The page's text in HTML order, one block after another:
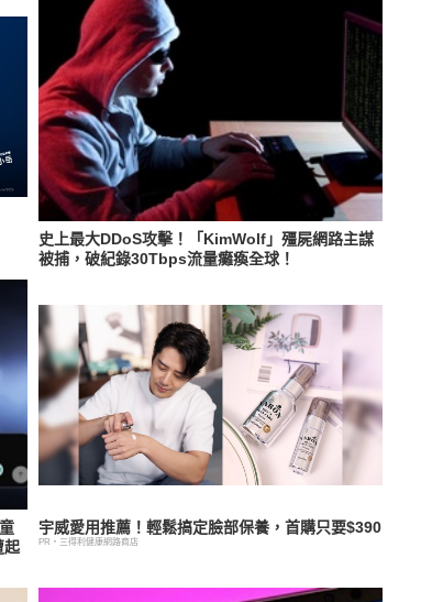
史上最大DDoS攻擊！「KimWolf」殭屍網路主謀
被捕，破紀錄30Tbps流量癱瘓全球！
起
宇威愛用推薦！輕鬆搞定臉部保養，首購只要$390
PR・三得利健康網路商店